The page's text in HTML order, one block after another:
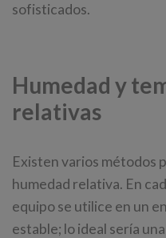
sofisticados.
Humedad y
relativas
Existen varios métodos
humedad relativa. En
equipo se utilice en un
estable; lo ideal sería